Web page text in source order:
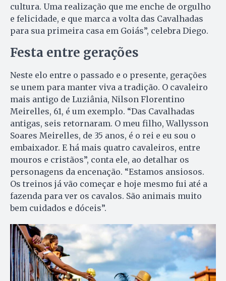
cultura. Uma realização que me enche de orgulho
e felicidade, e que marca a volta das Cavalhadas
para sua primeira casa em Goiás”, celebra Diego.
Festa entre gerações
Neste elo entre o passado e o presente, gerações
se unem para manter viva a tradição. O cavaleiro
mais antigo de Luziânia, Nilson Florentino
Meirelles, 61, é um exemplo. “Das Cavalhadas
antigas, seis retornaram. O meu filho, Wallysson
Soares Meirelles, de 35 anos, é o rei e eu sou o
embaixador. E há mais quatro cavaleiros, entre
mouros e cristãos”, conta ele, ao detalhar os
personagens da encenação. “Estamos ansiosos.
Os treinos já vão começar e hoje mesmo fui até a
fazenda para ver os cavalos. São animais muito
bem cuidados e dóceis”.